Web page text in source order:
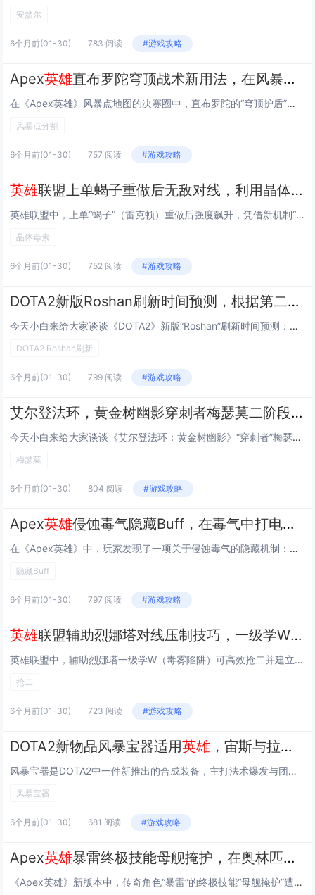
安瑟尔
6个月前(01-30) 783 阅读 #游戏攻略
Apex英雄直布罗陀穹顶战术新用法，在风暴点决赛圈强制分割战场的策略
在《Apex英雄》风暴点地图的决赛圈中，直布罗陀的“穹顶护盾”战术被开发出创新用法：利用其360度环形屏障强制分割战场，玩家可在关键狭窄通道（如发电站入口或悬崖小径）精准部署穹顶，将敌人封锁于圈外或隔离于安全区一侧，打断其转移节奏并制造单向...
风暴点分割
6个月前(01-30) 757 阅读 #游戏攻略
英雄联盟上单蝎子重做后无敌对线，利用晶体毒素叠加机制三级单杀技巧
英雄联盟中，上单“蝎子”（雷克顿）重做后强度飙升，凭借新机制“晶体毒素”的叠加效果实现强势对线，该技能可对敌人持续施加多层易伤效果，配合被动与Q技能的爆发联动，在三级时即可完成高伤害单杀，其核心在于精准控线、利用小兵快速叠满毒素层数，并在敌...
晶体毒素
6个月前(01-30) 752 阅读 #游戏攻略
DOTA2新版Roshan刷新时间预测，根据第二次死亡时间精确到秒的刷新公式
今天小白来给大家谈谈《DOTA2》新版“Roshan”刷新时间预测：根据第二次死亡时间精确到秒的刷新公式。，以及对应的知识点，希望对大家有所帮助，不要忘了收藏本站呢今天给各位分享《DOTA2》新版“Roshan”刷新时间预测：根据第二次死亡...
DOTA2 Roshan刷新
6个月前(01-30) 799 阅读 #游戏攻略
艾尔登法环，黄金树幽影穿刺者梅瑟莫二阶段跳过，在P1转场时使用命定之死秒杀
今天小白来给大家谈谈《艾尔登法环：黄金树幽影》“穿刺者”梅瑟莫二阶段跳过：在P1转场时使用“命定之死”秒杀。，以及对应的知识点，希望对大家有所帮助，不要忘了收藏本站呢今天给各位分享《艾尔登法环：黄金树幽影》“穿刺者”梅瑟莫二阶段跳过：在P1...
梅瑟莫
6个月前(01-30) 804 阅读 #游戏攻略
Apex英雄侵蚀毒气隐藏Buff，在毒气中打电或使用凤凰治疗包的加速效果
在《Apex英雄》中，玩家发现了一项关于侵蚀毒气的隐藏机制：当角色处于毒气圈内时，若被电击（如来自电能武器或雷击效果）或使用凤凰的治疗包，会意外触发短暂的移动速度加成，即“加速Buff”，该效果并非官方公开设计，属于未被文档记录的隐藏交互，...
隐藏Buff
6个月前(01-30) 797 阅读 #游戏攻略
英雄联盟辅助烈娜塔对线压制技巧，一级学W技能抢二的强势换血时机
英雄联盟中，辅助烈娜塔一级学W（毒雾陷阱）可高效抢二并建立对线压制，W技能施放范围广、冷却短，配合被动中毒效果能显著提升换血伤害，一级利用W封锁敌方走位或逼其吃兵线，快速清线攒经验，通常能在25秒左右升至二级；此时立刻学习E技能（减速手雷）...
抢二
6个月前(01-30) 723 阅读 #游戏攻略
DOTA2新物品风暴宝器适用英雄 ，宙斯与拉席克的质变效果对比
风暴宝器是DOTA2中一件新推出的合成装备，主打法术爆发与团队增益，其核心效果为施放技能后对周围敌人造成基于最大魔法值的伤害并附加短暂沉默，同时为友军提供魔法恢复与技能急速加成，在适用英雄方面，宙斯凭借高频率雷击与被动连锁闪电，能高频触发风...
风暴宝器
6个月前(01-30) 681 阅读 #游戏攻略
Apex英雄暴雷终极技能母舰掩护，在奥林匹斯地图中心平台强制劝架
《Apex英雄》新版本中，传奇角色“暴雷”的终极技能“母舰掩护”遭玩家社区广泛质疑，该技能可在奥林匹斯地图中心平台释放巨型能量护盾，强制打断并隔绝交火区域，被戏称为“强制劝架”，由于其覆盖范围大、持续时间长且难以反制，常导致团战瞬间失衡，尤...